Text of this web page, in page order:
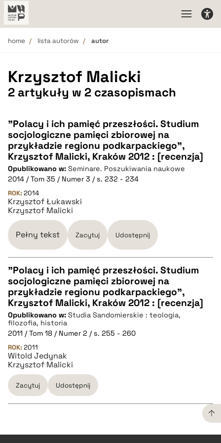
home lista autorów autor
Krzysztof Malicki
2 artykuły w 2 czasopismach
"Polacy i ich pamięć przeszłości. Studium
socjologiczne pamięci zbiorowej na
przykładzie regionu podkarpackiego",
Krzysztof Malicki, Kraków 2012 : [recenzja]
Opublikowano w: Seminare. Poszukiwania naukowe
2014 / Tom 35 / Numer 3 / s. 232 - 234
ROK: 2014
Krzysztof Łukawski
Krzysztof Malicki
Pełny tekst Zacytuj Udostępnij
CZYSTY TEKST
pobierz cytat
BIBTEX
pobierz cytat
"Polacy i ich pamięć przeszłości. Studium
socjologiczne pamięci zbiorowej na
przykładzie regionu podkarpackiego",
Krzysztof Malicki, Kraków 2012 : [recenzja]
Opublikowano w: Studia Sandomierskie : teologia,
filozofia, historia
2011 / Tom 18 / Numer 2 / s. 255 - 260
ROK: 2011
Witold Jedynak
Krzysztof Malicki
Zacytuj Udostępnij
CZYSTY TEKST